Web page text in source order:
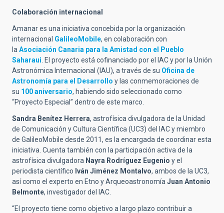
Colaboración internacional
Amanar es una iniciativa concebida por la organización
internacional GalileoMobile, en colaboración con
la Asociación Canaria para la Amistad con el Pueblo
Saharaui . El proyecto está cofinanciado por el IAC y por la Unión
Astronómica Internacional (IAU), a través de su Oficina de
Astronomía para el Desarrollo y las conmemoraciones de
su 100 aniversario, habiendo sido seleccionado como
“Proyecto Especial” dentro de este marco.
Sandra Benítez Herrera, astrofísica divulgadora de la Unidad
de Comunicación y Cultura Científica (UC3) del IAC y miembro
de GalileoMobile desde 2011, es la encargada de coordinar esta
iniciativa. Cuenta también con la participación activa de la
astrofísica divulgadora Nayra Rodríguez Eugenio y el
periodista científico Iván Jiménez Montalvo, ambos de la UC3,
así como el experto en Etno y Arqueoastronomía Juan Antonio
Belmonte, investigador del IAC.
“El proyecto tiene como objetivo a largo plazo contribuir a